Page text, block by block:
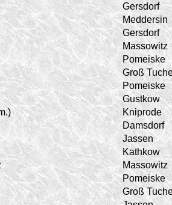
Gersdorf
Meddersin
Gersdorf
Massowitz
Pomeiske
Groß
Pomeiske
Gustkow
Kniprode
Damsdorf
Jassen
Kathkow
Massowitz
Pomeiske
Groß